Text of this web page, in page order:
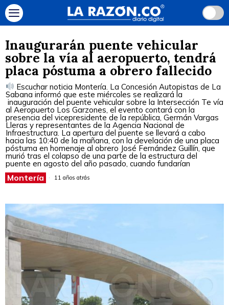
Inaugurarán puente vehicular
sobre la vía al aeropuerto, tendrá
placa póstuma a obrero fallecido
Escuchar noticia Montería. La Concesión Autopistas de La
Sabana informó que este miércoles se realizará la
inauguración del puente vehicular sobre la Intersección Te vía
al Aeropuerto Los Garzones, el evento contará con la
presencia del vicepresidente de la república, Germán Vargas
Lleras y representantes de la Agencia Nacional de
Infraestructura. La apertura del puente se llevará a cabo
hacia las 10:40 de la mañana, con la develación de una placa
póstuma en homenaje al obrero José Fernández Guillín, que
murió tras el colapso de una parte de la estructura del
puente en agosto del año pasado, cuando fundarían
Montería 11 años atrás